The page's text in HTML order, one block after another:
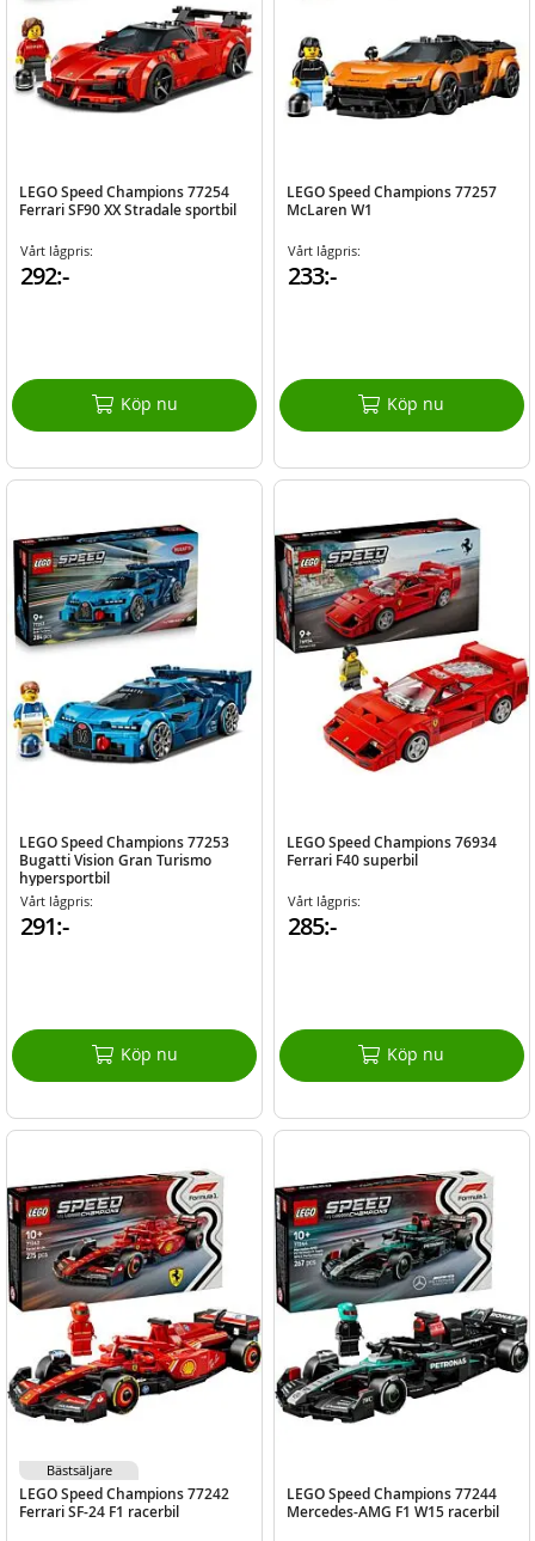
LEGO Speed Champions 77254
Ferrari SF90 XX Stradale sportbil
Vårt lågpris:
292:-
Köp nu
LEGO Speed Champions 77257
McLaren W1
Vårt lågpris:
233:-
Köp nu
LEGO Speed Champions 77253
Bugatti Vision Gran Turismo
hypersportbil
Vårt lågpris:
291:-
Köp nu
LEGO Speed Champions 76934
Ferrari F40 superbil
Vårt lågpris:
285:-
Köp nu
LEGO Speed Champions 77242
Ferrari SF-24 F1 racerbil
Bästsäljare
LEGO Speed Champions 77244
Mercedes-AMG F1 W15 racerbil